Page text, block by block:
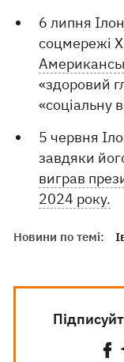
6 липня
соцмережі
«здоровий
«соціальну
5 червня
завдяки
виграв
2024 року.
Новини по темі: